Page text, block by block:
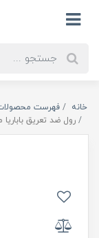
خانه
فهرست
رول ضد تعریق باباریا